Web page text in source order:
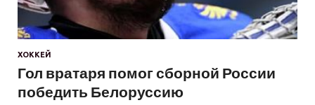
ХОККЕЙ
Гол вратаря помог сборной России
победить Белоруссию